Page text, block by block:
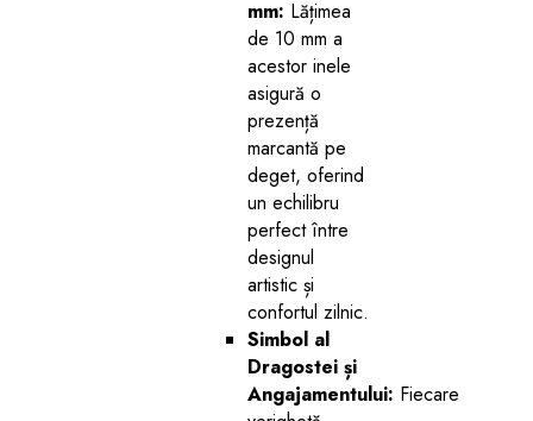
mm: Lățimea
de 10 mm a
acestor inele
asigură o
prezență
marcantă pe
deget, oferind
un echilibru
perfect între
designul
artistic și
confortul zilnic.
Simbol al
Dragostei și
Angajamentului: Fiecare